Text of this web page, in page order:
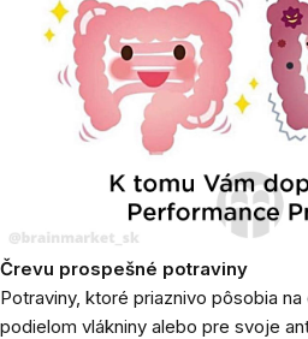
Črevu prospešné potraviny
Potraviny, ktoré priaznivo pôsobia
podielom vlákniny alebo pre svoje